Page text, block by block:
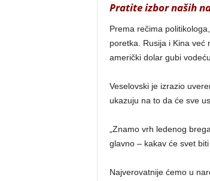
Pratite izbor naših
Prema rečima
poretka. Rusija i Kina već
američki dolar gubi
Veselovski je izrazio
ukazuju na to da će sve
„Znamo vrh ledenog
glavno – kakav će svet
Najverovatnije ćemo u